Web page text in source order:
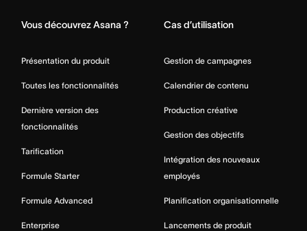
Vous découvrez Asana ?
Présentation du produit
Toutes les fonctionnalités
Dernière version des
fonctionnalités
Tarification
Formule Starter
Formule Advanced
Enterprise
Cas d’utilisation
Gestion de campagnes
Calendrier de contenu
Production créative
Gestion des objectifs
Intégration des nouveaux
employés
Planification organisationnelle
Lancements de produit